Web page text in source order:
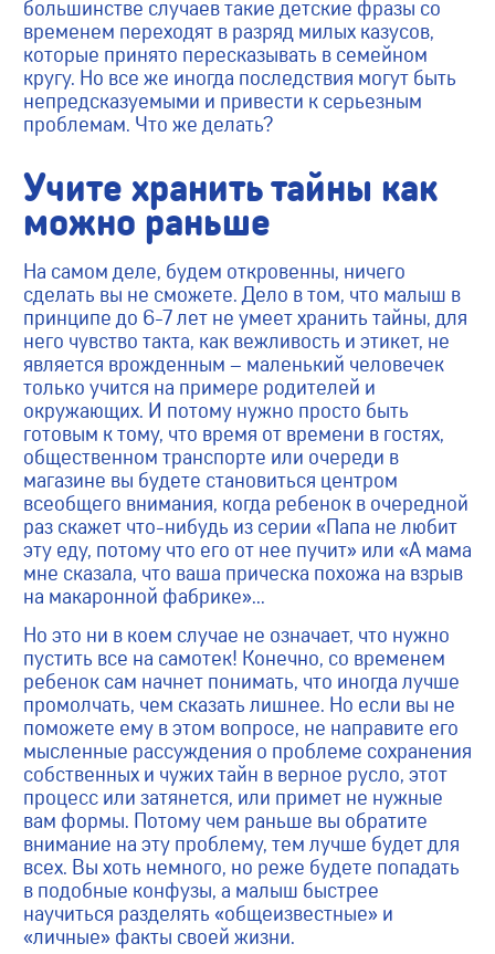
большинстве случаев такие детские фразы со
временем переходят в разряд милых казусов,
которые принято пересказывать в семейном
кругу. Но все же иногда последствия могут быть
непредсказуемыми и привести к серьезным
проблемам. Что же делать?
Учите хранить тайны как
можно раньше
На самом деле, будем откровенны, ничего
сделать вы не сможете. Дело в том, что малыш в
принципе до 6-7 лет не умеет хранить тайны, для
него чувство такта, как вежливость и этикет, не
является врожденным – маленький человечек
только учится на примере родителей и
окружающих. И потому нужно просто быть
готовым к тому, что время от времени в гостях,
общественном транспорте или очереди в
магазине вы будете становиться центром
всеобщего внимания, когда ребенок в очередной
раз скажет что-нибудь из серии «Папа не любит
эту еду, потому что его от нее пучит» или «А мама
мне сказала, что ваша прическа похожа на взрыв
на макаронной фабрике»…
Но это ни в коем случае не означает, что нужно
пустить все на самотек! Конечно, со временем
ребенок сам начнет понимать, что иногда лучше
промолчать, чем сказать лишнее. Но если вы не
поможете ему в этом вопросе, не направите его
мысленные рассуждения о проблеме сохранения
собственных и чужих тайн в верное русло, этот
процесс или затянется, или примет не нужные
вам формы. Потому чем раньше вы обратите
внимание на эту проблему, тем лучше будет для
всех. Вы хоть немного, но реже будете попадать
в подобные конфузы, а малыш быстрее
научиться разделять «общеизвестные» и
«личные» факты своей жизни.